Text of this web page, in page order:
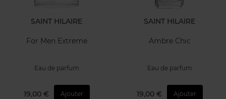
SAINT HILAIRE
For Men Extreme
Eau de parfum
19,00 € Ajouter
SAINT HILAIRE
Ambre Chic
Eau de parfum
19,00 € Ajouter